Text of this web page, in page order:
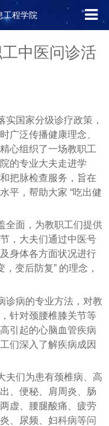
工程学院
中医问诊活
国家分级诊疗政策，
广泛传播健康理念、
心组织了一场教职工
的专业大夫走进学
把脉检查服务，旨在
平，帮助大家 “吃出健
全面，为教职工们提供
，大夫们通过中医号
身体各方面状况进行
，变后防复” 的理念，
诊病的专业方法，对教
针对颈腰椎膝关节等
引起的心脑血管疾病
们深入了解疾病成因
夫们为患有颈椎病、高
、便秘、肩周炎、肠
虚、腰腿酸痛、疲劳
、尿频、妇科病等问